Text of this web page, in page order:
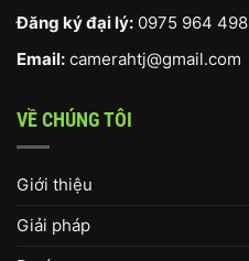
Đăng ký đại lý: 0975 964 498
Email: camerahtj@gmail.com
VỀ CHÚNG TÔI
Giới thiệu
Giải pháp